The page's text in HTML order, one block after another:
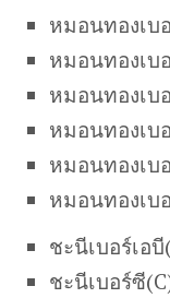
หมอนทองเบ
หมอนทองเบ
หมอนทองเบ
หมอนทองเบ
หมอนทองเบ
หมอนทองเบ
ชะนีเบอร์เอ
ชะนีเบอร์ซี